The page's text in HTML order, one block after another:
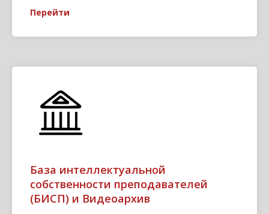
Перейти
База интеллектуальной
собственности преподавателей
(БИСП) и Видеоархив